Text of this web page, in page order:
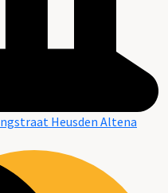
Heusden Altena